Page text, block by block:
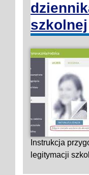
szkolnej
Instrukcja
legitymacji